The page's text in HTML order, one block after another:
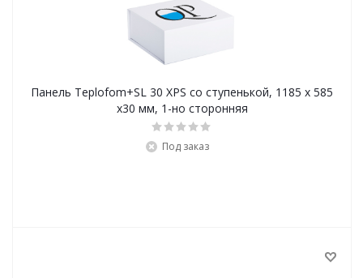
Панель Teplofom+SL 30 XPS со ступенькой, 1185 x 585
x30 мм, 1-но сторонняя
Под заказ